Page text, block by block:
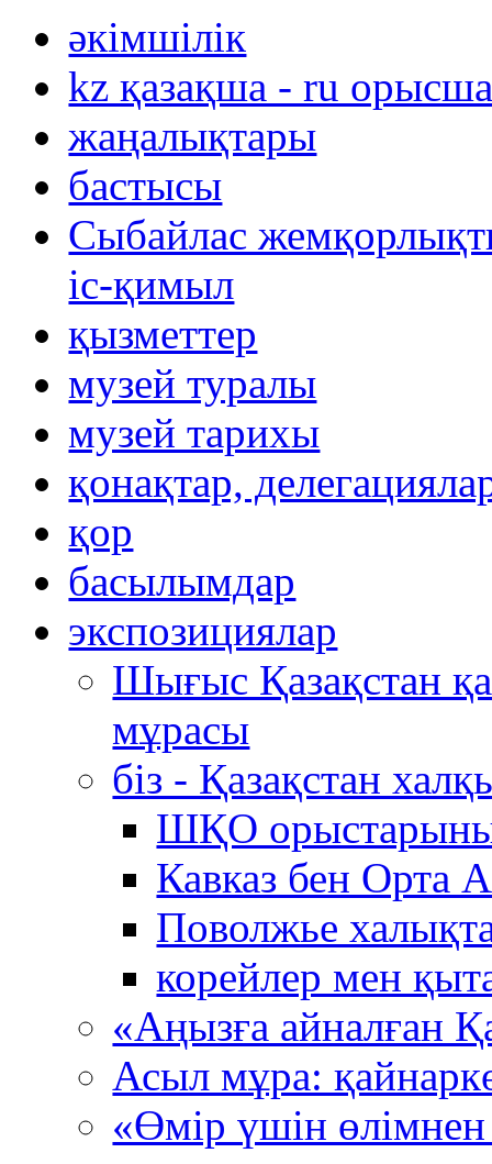
әкімшілік
kz қазақша - ru
жаңалықтары
бастысы
Сыбайлас
іс-қимыл
қызметтер
музей туралы
музей тарихы
қонақтар,
қор
басылымдар
экспозициялар
Шығыс Қазақстан
мұрасы
біз - Қазақстан
ШҚО
Кавказ бен Орта
Поволжье
корейлер мен
«Аңызға айналған
Асыл мұра:
«Өмір үшін